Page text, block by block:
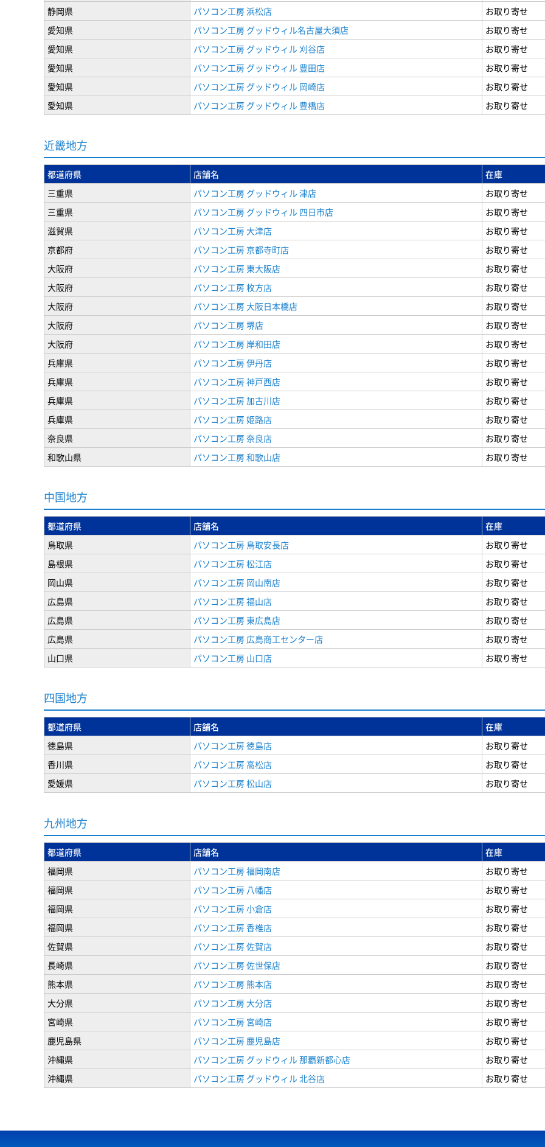
静岡県
パソコン工房 浜松店
お取り寄せ
愛知県
パソコン工房 グッドウィル名古屋大須店
お取り寄せ
愛知県
パソコン工房 グッドウィル 刈谷店
お取り寄せ
愛知県
パソコン工房 グッドウィル 豊田店
お取り寄せ
愛知県
パソコン工房 グッドウィル 岡崎店
お取り寄せ
愛知県
パソコン工房 グッドウィル 豊橋店 お取り寄せ
近畿地方
都道府県 店舗名
在庫
三重県
パソコン工房 グッドウィル 津店
お取り寄せ
三重県
パソコン工房 グッドウィル 四日市店
お取り寄せ
滋賀県
パソコン工房 大津店
お取り寄せ
京都府
パソコン工房 京都寺町店
お取り寄せ
大阪府
パソコン工房 東大阪店
お取り寄せ
大阪府
パソコン工房 枚方店
お取り寄せ
大阪府
パソコン工房 大阪日本橋店
お取り寄せ
大阪府
パソコン工房 堺店
お取り寄せ
大阪府
パソコン工房 岸和田店
お取り寄せ
兵庫県
パソコン工房 伊丹店
お取り寄せ
兵庫県
パソコン工房 神戸西店
お取り寄せ
兵庫県
パソコン工房 加古川店
お取り寄せ
兵庫県
パソコン工房 姫路店
お取り寄せ
奈良県
パソコン工房 奈良店
お取り寄せ
和歌山県
パソコン工房 和歌山店 お取り寄せ
中国地方
都道府県 店舗名
在庫
鳥取県
パソコン工房 鳥取安長店
お取り寄せ
島根県
パソコン工房 松江店
お取り寄せ
岡山県
パソコン工房 岡山南店
お取り寄せ
広島県
パソコン工房 福山店
お取り寄せ
広島県
パソコン工房 東広島店
お取り寄せ
広島県
パソコン工房 広島商工センター店
お取り寄せ
山口県
パソコン工房 山口店 お取り寄せ
四国地方
都道府県 店舗名
在庫
徳島県
パソコン工房 徳島店
お取り寄せ
香川県
パソコン工房 高松店
お取り寄せ
愛媛県
パソコン工房 松山店 お取り寄せ
九州地方
都道府県 店舗名
在庫
福岡県
パソコン工房 福岡南店
お取り寄せ
福岡県
パソコン工房 八幡店
お取り寄せ
福岡県
パソコン工房 小倉店
お取り寄せ
福岡県
パソコン工房 香椎店
お取り寄せ
佐賀県
パソコン工房 佐賀店
お取り寄せ
長崎県
パソコン工房 佐世保店
お取り寄せ
熊本県
パソコン工房 熊本店
お取り寄せ
大分県
パソコン工房 大分店
お取り寄せ
宮崎県
パソコン工房 宮崎店
お取り寄せ
鹿児島県
パソコン工房 鹿児島店
お取り寄せ
沖縄県
パソコン工房 グッドウィル 那覇新都心店
お取り寄せ
沖縄県
パソコン工房 グッドウィル 北谷店 お取り寄せ